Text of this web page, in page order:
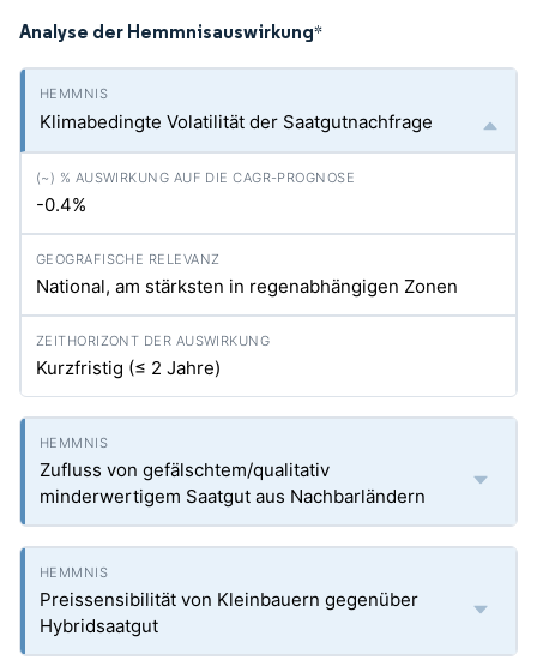
Analyse der Hemmnisauswirkung*
Klimabedingte Volatilität der Saatgutnachfrage
-0.4%
National, am stärksten in regenabhängigen Zonen
Kurzfristig (≤ 2 Jahre)
Zufluss von gefälschtem/qualitativ
minderwertigem Saatgut aus Nachbarländern
Preissensibilität von Kleinbauern gegenüber
Hybridsaatgut